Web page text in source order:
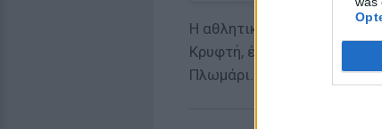
Η αθλητικογράφος και ο
Κρυφτή, ένα εκκλησάκι που
Πλωμάρι.